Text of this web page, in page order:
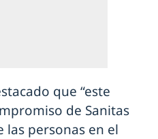
que “este
de Sanitas
las personas en el